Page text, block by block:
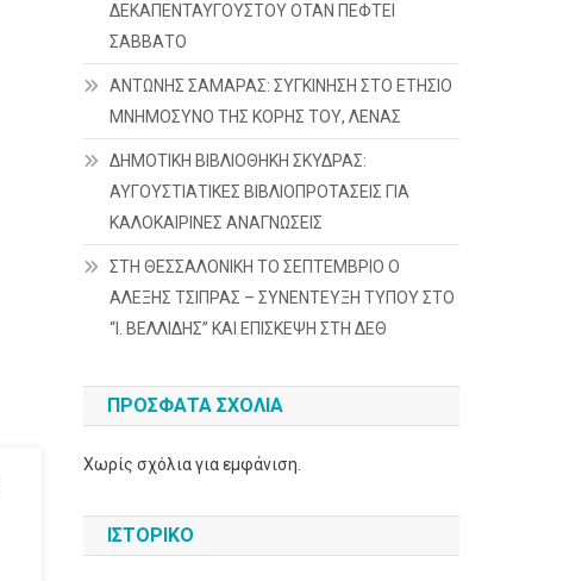
ΔΕΚΑΠΕΝΤΑΥΓΟΥΣΤΟΥ ΟΤΑΝ ΠΕΦΤΕΙ
ΣΑΒΒΑΤΟ
ΑΝΤΩΝΗΣ ΣΑΜΑΡΑΣ: ΣΥΓΚΙΝΗΣΗ ΣΤΟ ΕΤΗΣΙΟ
ΜΝΗΜΟΣΥΝΟ ΤΗΣ ΚΟΡΗΣ ΤΟΥ, ΛΕΝΑΣ
ΔΗΜΟΤΙΚΗ ΒΙΒΛΙΟΘΗΚΗ ΣΚΥΔΡΑΣ:
ΑΥΓΟΥΣΤΙΑΤΙΚΕΣ ΒΙΒΛΙΟΠΡΟΤΑΣΕΙΣ ΓΙΑ
ΚΑΛΟΚΑΙΡΙΝΕΣ ΑΝΑΓΝΩΣΕΙΣ
ΣΤΗ ΘΕΣΣΑΛΟΝΙΚΗ ΤΟ ΣΕΠΤΕΜΒΡΙΟ Ο
ΑΛΕΞΗΣ ΤΣΙΠΡΑΣ – ΣΥΝΕΝΤΕΥΞΗ ΤΥΠΟΥ ΣΤΟ
“Ι. ΒΕΛΛΙΔΗΣ” ΚΑΙ ΕΠΙΣΚΕΨΗ ΣΤΗ ΔΕΘ
ΠΡΌΣΦΑΤΑ ΣΧΌΛΙΑ
Χωρίς σχόλια για εμφάνιση.
ΙΣΤΟΡΙΚΌ